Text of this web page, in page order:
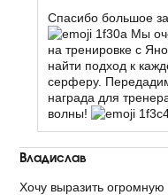
Спасибо большое
Мы
на тренировке с
найти подход к
серферу.
награда для
волны!
Владислав
Хочу выразить